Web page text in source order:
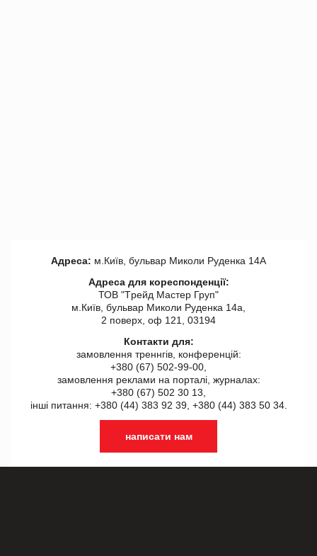
Адреса: м.Київ, бульвар Миколи Руденка 14А
Адреса для кореспонденції:
ТОВ "Tрейд Мастер Груп"
м.Київ, бульвар Миколи Руденка 14а,
2 поверх, оф 121, 03194
Контакти для:
замовлення треннгів, конференцій:
+380 (67) 502-99-00,
замовлення реклами на порталі, журналах:
+380 (67) 502 30 13,
інші питання: +380 (44) 383 92 39, +380 (44) 383 50 34.
написати нам